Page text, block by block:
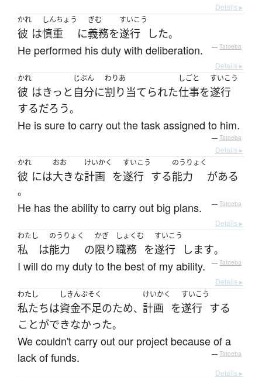
Details ▸
かれ
彼 は
しんちょう
慎重 に
ぎむ
義務を
すいこう
遂行 した。
He performed his duty with deliberation. — Tatoeba
Details ▸
かれ
彼 はきっと
じぶん
自分に
わりあ
割り当てられた
しごと
仕事を
すいこう
遂行
するだろう。
He is sure to carry out the task assigned to him.
— Tatoeba
Details ▸
かれ
彼 には
おお
大きな
けいかく
計画 を
すいこう
遂行 する
のうりょく
能力 がある
。
He has the ability to carry out big plans. — Tatoeba
Details ▸
わたし
私 は
のうりょく
能力 の
かぎ
限り
しょくむ
職務 を
すいこう
遂行 します。
I will do my duty to the best of my ability. — Tatoeba
Details ▸
わたし
私たちは
しきんぶそく
資金不足のため、
けいかく
計画 を
すいこう
遂行 する
ことができなかった。
We couldn't carry out our project because of a
lack of funds.
— Tatoeba
Details ▸